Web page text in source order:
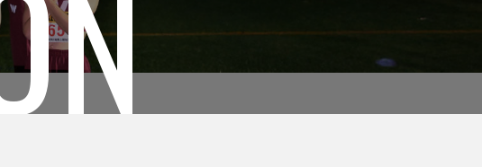
箱根駅伝記録(第41回〜第50回)
箱根駅伝記録(第71回〜第80回)